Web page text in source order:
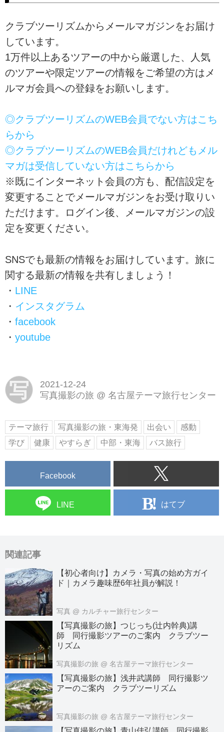
クラブツーリズムからメールマガジンをお届け
しています。
1万件以上あるツアーの中から厳選した、人気
のツアーや限定ツアーの情報をご希望の方はメ
ルマガ会員への登録をお願いします。
◎クラブツーリズムのWEB会員でない方はこち
らから
◎クラブツーリズムのWEB会員だけれどもメル
マガは受信していない方はこちらから
※既にインターネット会員の方も、配信設定を
変更することでメールマガジンをお受け取りい
ただけます。ログイン後、メールマガジンの設
定を変更ください。
SNSでも最新の情報をお届けしています。旅に
関する最新の情報を共有しましょう！
・ LINE
・ インスタグラム
・ facebook
・ youtube
写
2021-12-24
写真撮影の旅 @ 名古屋テーマ旅行センター
テーマ旅行 写真撮影の旅・東海発 出会い
感動
学び
健康 やすらぎ 中部・東海 バス旅行
Facebook
LINE はてブ
関連記事
【初心者向け】カメラ・写真の始め方ガイ
ド｜カメラ趣味歴6年社員が解説！
写真 @ カルチャー旅行センター
【写真撮影の旅】つじっち(辻内幹典)講
師 同行撮影ツアーのご案内 クラブツー
リズム
写真撮影の旅 @ 名古屋テーマ旅行センター
【写真撮影の旅】浅井武講師 同行撮影ツ
アーのご案内 クラブツーリズム
写真撮影の旅 @ 名古屋テーマ旅行センター